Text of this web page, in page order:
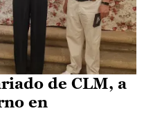
de CLM, a
en